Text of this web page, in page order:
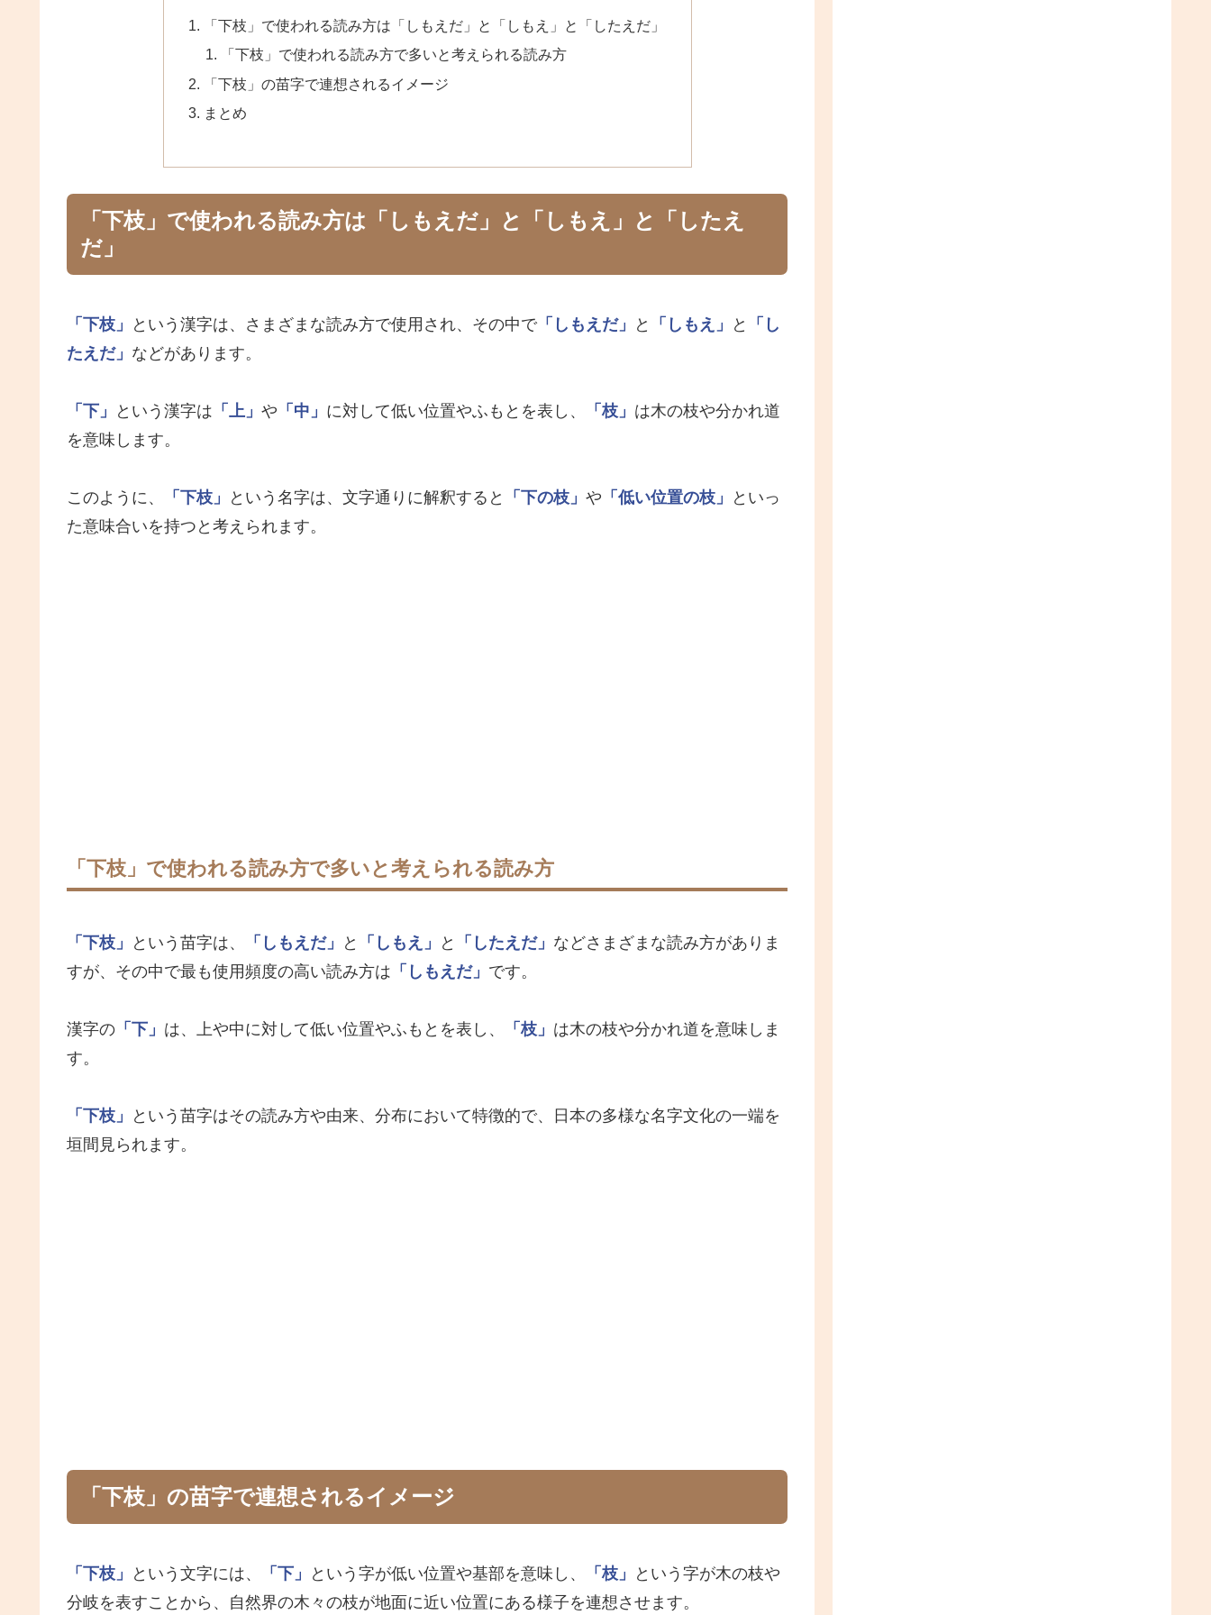
「下枝」で使われる読み方は「しもえだ」と「しもえ」と「したえだ」
「下枝」で使われる読み方で多いと考えられる読み方
「下枝」の苗字で連想されるイメージ
まとめ
「下枝」で使われる読み方は「しもえだ」と「しもえ」と「したえ
だ」
「下枝」 という漢字は、さまざまな読み方で使用され、その中で「しもえだ」 と 「しもえ」 と
「し
たえだ」 などがあります。
「下」 という漢字は 「上」 や 「中」 に対して低い位置やふもとを表し、 「枝」 は木の枝や分かれ道
を意味します。
このように、 「下枝」 という名字は、文字通りに解釈すると 「下の枝」 や 「低い位置の枝」
といっ
た意味合いを持つと考えられます。
「下枝」で使われる読み方で多いと考えられる読み方
「下枝」 という苗字は、 「しもえだ」 と 「しもえ」 と 「したえだ」 などさまざまな読み方がありま
すが、その中で最も使用頻度の高い読み方は 「しもえだ」 です。
漢字の 「下」 は、上や中に対して低い位置やふもとを表し、 「枝」 は木の枝や分かれ道を意味しま
す。
「下枝」
という苗字はその読み方や由来、分布において特徴的で、日本の多様な名字文化の一端を
垣間見られます。
「下枝」の苗字で連想されるイメージ
「下枝」 という文字には、 「下」 という字が低い位置や基部を意味し、 「枝」
という字が木の枝や
分岐を表すことから、自然界の木々の枝が地面に近い位置にある様子を連想させます。